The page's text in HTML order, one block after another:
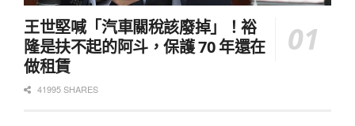
王世堅喊「汽車關稅該廢掉」！裕
隆是扶不起的阿斗，保護 70 年還在
做租賃
41995 SHARES